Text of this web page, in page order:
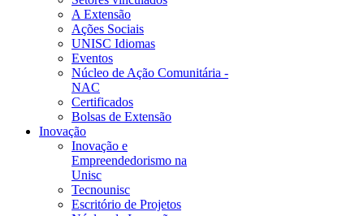
A Extensão
Ações Sociais
UNISC Idiomas
Eventos
Núcleo de Ação Comunitária -
NAC
Certificados
Bolsas de Extensão
Inovação
Inovação e
Empreendedorismo na
Unisc
Tecnounisc
Escritório de Projetos